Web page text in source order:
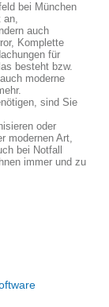
bei München
an,
auch
Komplette
für
besteht bzw.
moderne
sind Sie
oder
modernen Art,
bei Notfall
immer und zu